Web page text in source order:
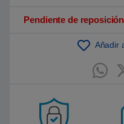
c
Pendiente de reposición
Añadir